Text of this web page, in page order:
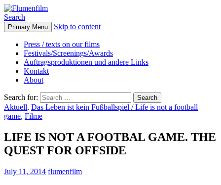
Flumenfilm
Search
Primary Menu Skip to content
Press / texts on our films
Festivals/Screenings/Awards
Auftragsproduktionen und andere Links
Kontakt
About
Search for:
Aktuell, Das Leben ist kein Fußballspiel / Life is not a football
game, Filme
LIFE IS NOT A FOOTBAL GAME. THE
QUEST FOR OFFSIDE
July 11, 2014 flumenfilm